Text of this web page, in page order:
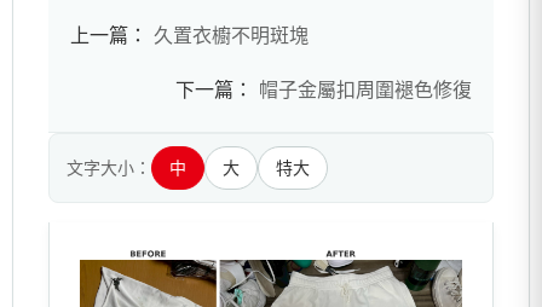
上一篇： 久置衣櫥不明斑塊
下一篇： 帽子金屬扣周圍褪色修復
文字大小： 中 大 特大